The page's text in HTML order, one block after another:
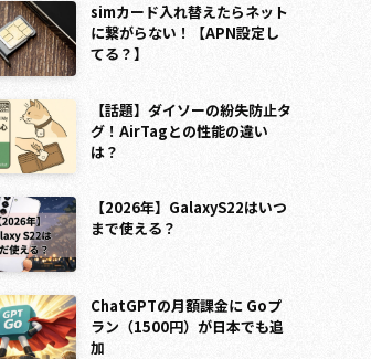
simカード入れ替えたらネット
に繋がらない！【APN設定し
てる？】
【話題】ダイソーの紛失防止タ
グ！AirTagとの性能の違い
は？
【2026年】GalaxyS22はいつ
まで使える？
ChatGPTの月額課金に Goプ
ラン（1500円）が日本でも追
加